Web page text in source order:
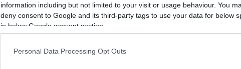
information including but not limited to your visit or usage behaviour. You
deny consent to Google and its third-party tags to use your data for below
in below Google consent section.
Personal Data Processing Opt Outs